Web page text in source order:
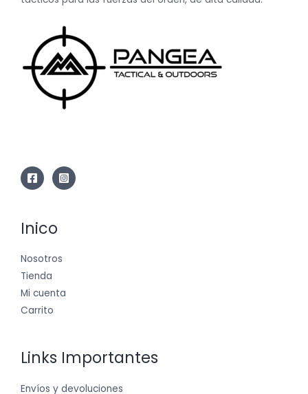
Inico
Nosotros
Tienda
Mi cuenta
Carrito
Links Importantes
Envíos y devoluciones